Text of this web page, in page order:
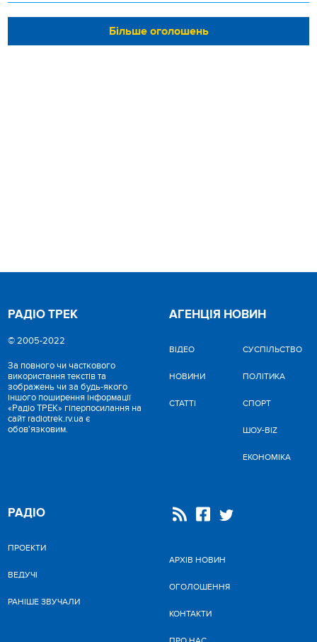
Більше оголошень
РАДІО ТРЕК
© 2005-2022
За повного чи часткового
використання текстів та
зображень чи за будь-якого
іншого поширення інформації
«Радіо ТРЕК» гіперпосилання на
сайт radiotrek.rv.ua є
обов'язковим.
АГЕНЦІЯ НОВИН
ВІДЕО
НОВИНИ
СТАТТІ
CУСПІЛЬСТВО
ПОЛІТИКА
СПОРТ
ШОУ-BIZ
ЕКОНОМІКА
РАДІО
ПРОЕКТИ
ВЕДУЧІ
РАНІШЕ ЗВУЧАЛИ
АРХІВ НОВИН
ОГОЛОШЕННЯ
КОНТАКТИ